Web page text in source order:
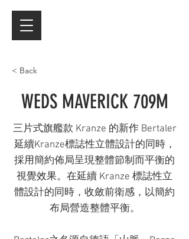
< Back
WEDS MAVERICK 709M
三片式旗艦款 Kranze 的新作 Bertaler
延續Kranze標誌性立體設計的同時，
採用簡約佈局呈現整體節制而平衡的
視覺效果。在延續 Kranze 標誌性立
體設計的同時，收斂前衛感，以簡約
布局營造整體平衡。